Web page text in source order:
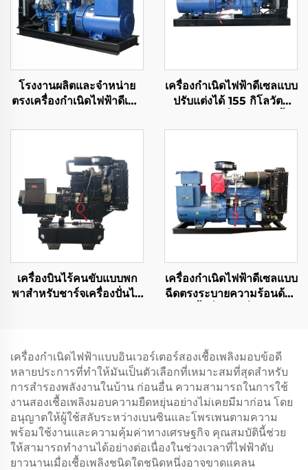
โรงงานผลิตและจำหน่าย
ตรงเครื่องกำเนิดไฟฟ้าดีเซล
เครื่องกำเนิดไฟฟ้าดีเซลแบบ
ปรับแต่งได้ 155 กิโลวัตต์
เพลิง
เครื่องบินไร้คนขับแบบพก
พาสำหรับชาร์จเครื่องปั่นไฟ
เครื่องกำเนิดไฟฟ้าดีเซลแบบ
ฉีดตรงระบายความร้อนด้วย
เครื่องกำเนิดไฟฟ้าแบบอินเวอร์เตอร์สองเชื้อเพลิงมอบข้อดี
หลายประการที่ทำให้มันเป็นตัวเลือกที่เหมาะสมที่สุดสำหรับ
การสำรองพลังงานในบ้าน ก่อนอื่น ความสามารถในการใช้
งานสองเชื้อเพลิงมอบความยืดหยุ่นอย่างไม่เคยมีมาก่อน โดย
อนุญาตให้ผู้ใช้สลับระหว่างเบนซินและโพรเพนตามความ
พร้อมใช้งานและความคุ้มค่าทางเศรษฐกิจ คุณสมบัตินี้ช่วย
ให้สามารถทำงานได้อย่างต่อเนื่องในช่วงเวลาที่ไฟฟ้าดับ
ยาวนานเมื่อเชื้อเพลิงชนิดใดชนิดหนึ่งอาจขาดแคลน